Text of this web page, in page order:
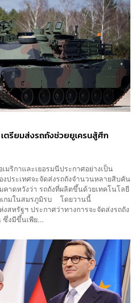
ตรียมส่งรถถังช่วยยูเครนสู้ศึก
มริกาและเยอรมนีประกาศอย่างเป็น
งประเทศจะจัดส่งรถถังจำนวนหลายสิบคัน
คาดหวังว่า รถถังที่ผลิตขึ้นด้วยเทคโนโลยี
กมในสมรภูมิรบ โดยวานนี้
สหรัฐฯ ประกาศว่าทางการจะจัดส่งรถถัง
ซึ่งมีขึ้นเพีย...